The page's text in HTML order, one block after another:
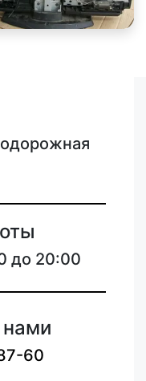
до 20:00
нами
60